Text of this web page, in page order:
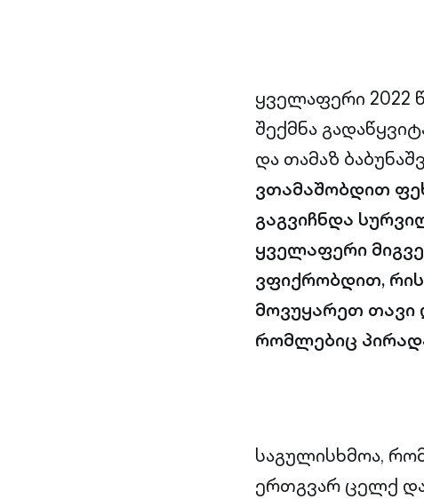
ყველაფერი 2022
შექმნა
და თამაზ
ვთამაშობდით
გაგვიჩნდა
ყველაფერი
ვფიქრობდით,
მოვუყარეთ
რომლებიც
საგულისხმოა,
ერთგვარ ცელქ